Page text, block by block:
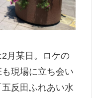
月某日。ロケの
現場に立ち会い
反田ふれあい水